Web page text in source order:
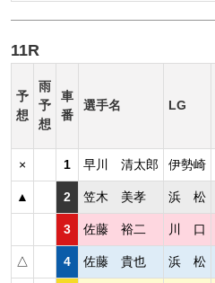
11R
予
想
雨
予
想
車
番
選手名 LG
× 1 早川 清太郎 伊勢崎
▲ 2 笠木 美孝 浜 松
3 佐藤 裕二 川 口
△ 4 佐藤 貴也 浜 松